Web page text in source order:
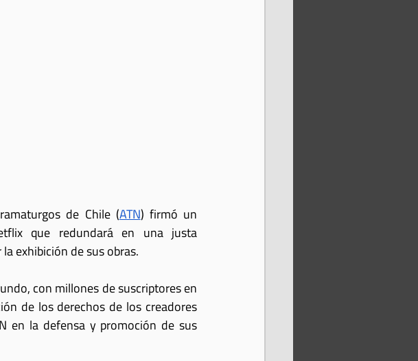
de Chile (ATN) firmó un
que redundará en una justa
exhibición de sus obras.
con millones de suscriptores en
de los derechos de los creadores
en la defensa y promoción de sus